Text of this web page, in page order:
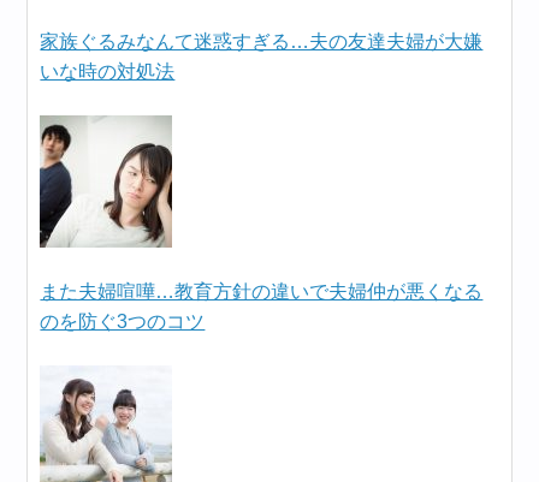
家族ぐるみなんて迷惑すぎる…夫の友達夫婦が大嫌
いな時の対処法
また夫婦喧嘩…教育方針の違いで夫婦仲が悪くなる
のを防ぐ3つのコツ